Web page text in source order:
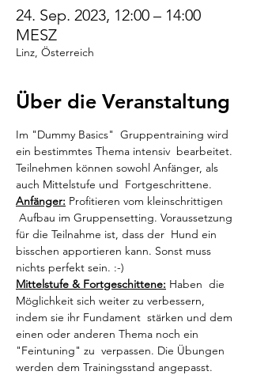
24. Sep. 2023, 12:00 – 14:00
MESZ
Linz, Österreich
Über die Veranstaltung
Im "Dummy Basics"  Gruppentraining wird
ein bestimmtes Thema intensiv  bearbeitet.
Teilnehmen können sowohl Anfänger, als
auch Mittelstufe und  Fortgeschrittene.
Anfänger: Profitieren vom kleinschrittigen
Aufbau im Gruppensetting. Voraussetzung
für die Teilnahme ist, dass der  Hund ein
bisschen apportieren kann. Sonst muss
nichts perfekt sein. :-)
Mittelstufe & Fortgeschittene: Haben  die
Möglichkeit sich weiter zu verbessern,
indem sie ihr Fundament  stärken und dem
einen oder anderen Thema noch ein
"Feintuning" zu  verpassen. Die Übungen
werden dem Trainingsstand angepasst.